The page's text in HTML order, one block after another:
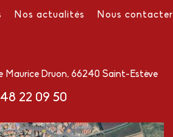
Nos actualités Nous contacter
Maurice Druon, 66240 Saint-Estève
22 09 50